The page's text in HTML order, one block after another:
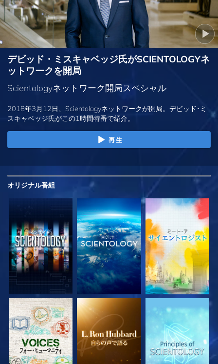
デビッド・ミスキャベッジ氏がSCIENTOLOGYネ
ットワークを開局
Scientologyネットワーク開局スペシャル
2018年3月12日、Scientologyネットワークが開局。デビッド･ミ
スキャベッジ氏がこの1時間特番で紹介。
再生
オリジナル番組
シリーズを探求 シリーズを探求 シリーズを探求